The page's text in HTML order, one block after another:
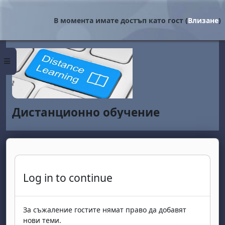
Страничен панел
В момента имате достъп като гост (Влизане)
Дистанционно обучение
Log in to continue
За съжаление гостите нямат право да добавят
нови теми.